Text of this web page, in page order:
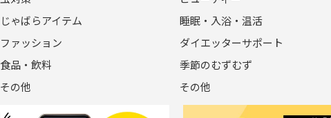
じゃばらアイテム
ファッション
食品・飲料
その他
睡眠・入浴・温活
ダイエッターサポート
季節のむずむず
その他